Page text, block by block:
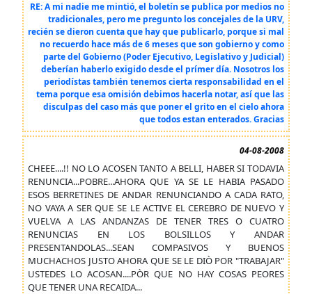
RE: A mi nadie me mintió, el boletín se publica por medios no
tradicionales, pero me pregunto los concejales de la URV,
recién se dieron cuenta que hay que publicarlo, porque si mal
no recuerdo hace más de 6 meses que son gobierno y como
parte del Gobierno (Poder Ejecutivo, Legislativo y Judicial)
deberían haberlo exigido desde el prímer día. Nosotros los
periodístas también tenemos cierta responsabilidad en el
tema porque esa omisión debimos hacerla notar, así que las
disculpas del caso más que poner el grito en el cielo ahora
que todos estan enterados. Gracias
04-08-2008
CHEEE....!! NO LO ACOSEN TANTO A BELLI, HABER SI TODAVIA
RENUNCIA...POBRE...AHORA QUE YA SE LE HABIA PASADO
ESOS BERRETINES DE ANDAR RENUNCIANDO A CADA RATO,
NO VAYA A SER QUE SE LE ACTIVE EL CEREBRO DE NUEVO Y
VUELVA A LAS ANDANZAS DE TENER TRES O CUATRO
RENUNCIAS EN LOS BOLSILLOS Y ANDAR
PRESENTANDOLAS...SEAN COMPASIVOS Y BUENOS
MUCHACHOS JUSTO AHORA QUE SE LE DIÒ POR "TRABAJAR"
USTEDES LO ACOSAN....PÒR QUE NO HAY COSAS PEORES
QUE TENER UNA RECAIDA...